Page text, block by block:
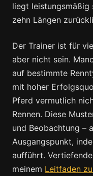
liegt leistungsmäßig
zehn Längen
Der Trainer ist für
aber nicht sein.
auf bestimmte
mit hoher
Pferd vermutlich
Rennen. Diese
und Beobachtung –
Ausgangspunkt,
aufführt.
meinem Leitfaden